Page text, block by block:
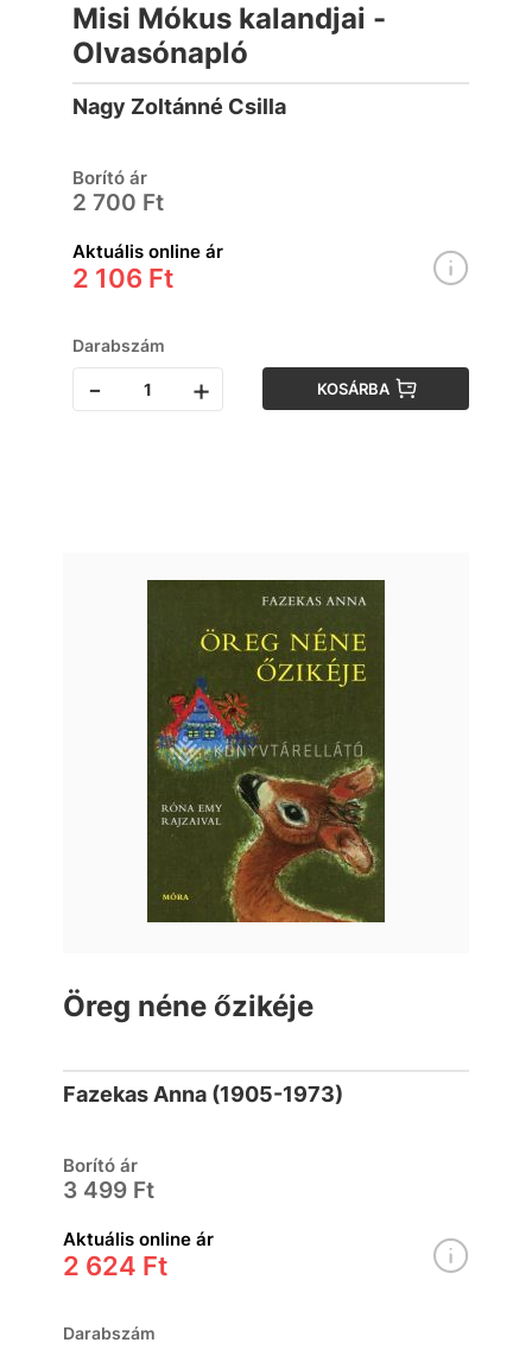
Misi Mókus kalandjai -
Olvasónapló
Nagy Zoltánné Csilla
Borító ár
2 700 Ft
Aktuális online ár
2 106 Ft
Darabszám
- + KOSÁRBA
Öreg néne őzikéje
Fazekas Anna (1905-1973)
Borító ár
3 499 Ft
Aktuális online ár
2 624 Ft
Darabszám